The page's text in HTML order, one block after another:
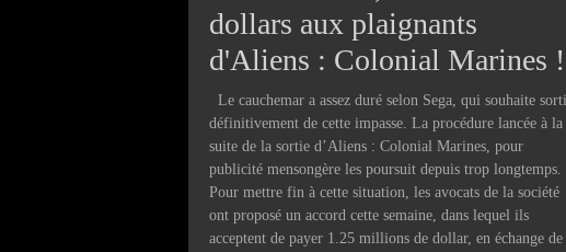
dollars aux plaignants
d'Aliens : Colonial Marines !
Le cauchemar a assez duré selon Sega, qui souhaite
définitivement de cette impasse. La procédure lancée à la
suite de la sortie d’Aliens : Colonial Marines, pour
publicité mensongère les poursuit depuis trop longtemps.
Pour mettre fin à cette situation, les avocats de la société
ont proposé un accord cette semaine, dans lequel ils
acceptent de payer 1.25 millions de dollar, en échange de